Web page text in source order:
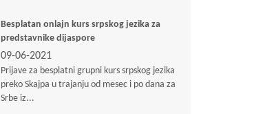
Besplatan onlajn kurs srpskog jezika za
predstavnike dijaspore
09-06-2021
Prijave za besplatni grupni kurs srpskog jezika
preko Skajpa u trajanju od mesec i po dana za
Srbe iz...